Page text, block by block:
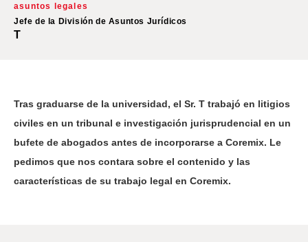
asuntos legales
Jefe de la División de Asuntos Jurídicos
T
Tras graduarse de la universidad, el Sr. T trabajó en litigios
civiles en un tribunal e investigación jurisprudencial en un
bufete de abogados antes de incorporarse a Coremix. Le
pedimos que nos contara sobre el contenido y las
características de su trabajo legal en Coremix.